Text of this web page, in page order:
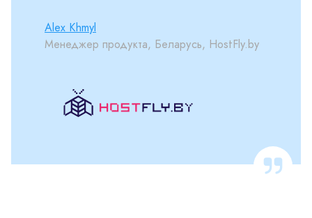
Alex Khmyl
Менеджер продукта, Беларусь, HostFly.by